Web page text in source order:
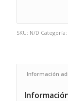
SKU: N/D Categoría:
Información